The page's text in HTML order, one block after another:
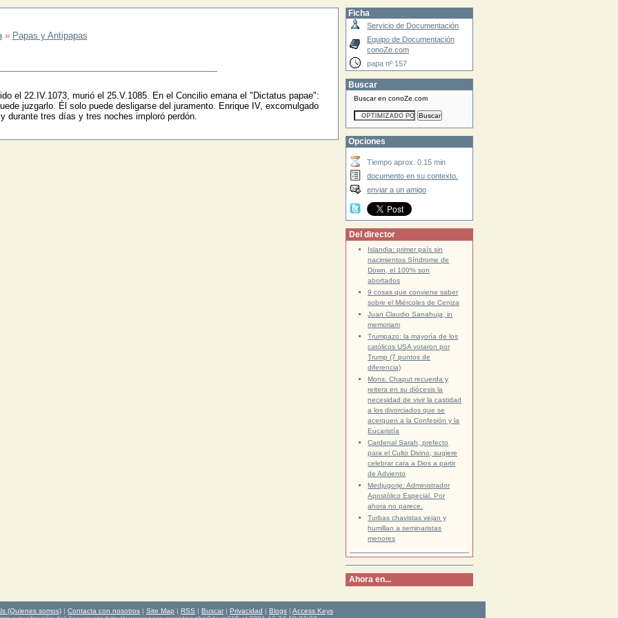
» Papas y Antipapas
el 22.IV.1073, murió el 25.V.1085. En el Concilio emana el "Dictatus papae":
juzgarlo. Él solo puede desligarse del juramento. Enrique IV, excomulgado
durante tres días y tres noches imploró perdón.
Ficha
Servicio de Documentación
Equipo de Documentación
conoZe.com
papa nº 157
Buscar
Buscar en conoZe.com
Opciones
Tiempo aprox. 0.15 min
documento en su contexto.
enviar a un amigo
Del director
Islandia: primer país sin
nacimientos Síndrome de
Down, el 100% son
abortados
9 cosas que conviene saber
sobre el Miércoles de Ceniza
Juan Claudio Sanahuja, in
memoriam
Trumpazo: la mayoría de los
católicos USA votaron por
Trump (7 puntos de
diferencia)
Mons. Chaput recuerda y
reitera en su diócesis la
necesidad de vivir la castidad
a los divorciados que se
acerquen a la Confesión y la
Eucaristía
Cardenal Sarah, prefecto
para el Culto Divino, sugiere
celebrar cara a Dios a partir
de Adviento
Medjugorje: Administrador
Apostólico Especial. Por
ahora no parece.
Turbas chavistas vejan y
humillan a seminaristas
menores
Ahora en...
(Quienes somos) | Contacta con nosotros | Site Map | RSS | Buscar | Privacidad | Blogs | Access Keys